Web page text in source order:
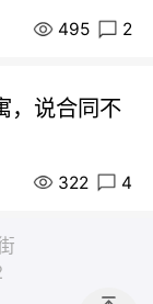
495 2
，说合同不
322 4